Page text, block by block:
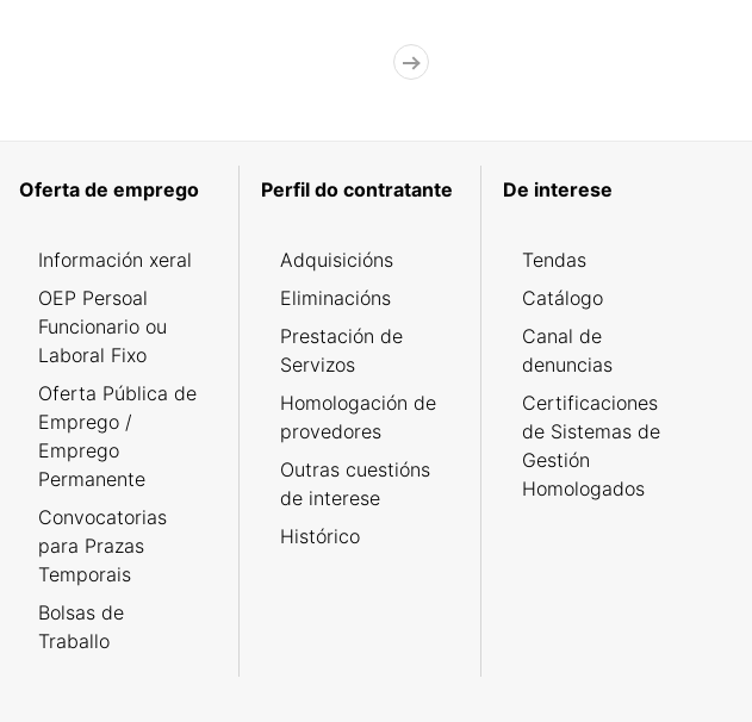
Oferta de emprego
Información xeral
OEP Persoal
Funcionario ou
Laboral Fixo
Oferta Pública de
Emprego /
Emprego
Permanente
Convocatorias
para Prazas
Temporais
Bolsas de
Traballo
Perfil do contratante
Adquisicións
Eliminacións
Prestación de
Servizos
Homologación de
provedores
Outras cuestións
de interese
Histórico
De interese
Tendas
Catálogo
Canal de
denuncias
Certificaciones
de Sistemas de
Gestión
Homologados